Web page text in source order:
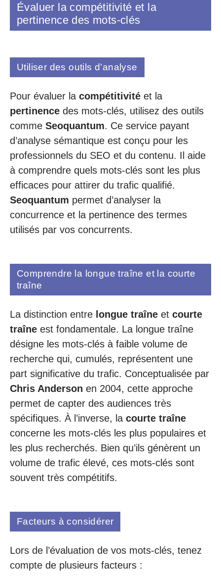
Évaluer la compétitivité et la
pertinence des mots-clés
Utiliser des outils d’analyse
Pour évaluer la compétitivité et la
pertinence des mots-clés, utilisez des outils
comme Seoquantum. Ce service payant
d’analyse sémantique est conçu pour les
professionnels du SEO et du contenu. Il aide
à comprendre quels mots-clés sont les plus
efficaces pour attirer du trafic qualifié.
Seoquantum permet d’analyser la
concurrence et la pertinence des termes
utilisés par vos concurrents.
Comprendre la longue traîne et la courte
traîne
La distinction entre longue traîne et courte
traîne est fondamentale. La longue traîne
désigne les mots-clés à faible volume de
recherche qui, cumulés, représentent une
part significative du trafic. Conceptualisée par
Chris Anderson en 2004, cette approche
permet de capter des audiences très
spécifiques. À l’inverse, la courte traîne
concerne les mots-clés les plus populaires et
les plus recherchés. Bien qu’ils génèrent un
volume de trafic élevé, ces mots-clés sont
souvent très compétitifs.
Facteurs à considérer
Lors de l’évaluation de vos mots-clés, tenez
compte de plusieurs facteurs :